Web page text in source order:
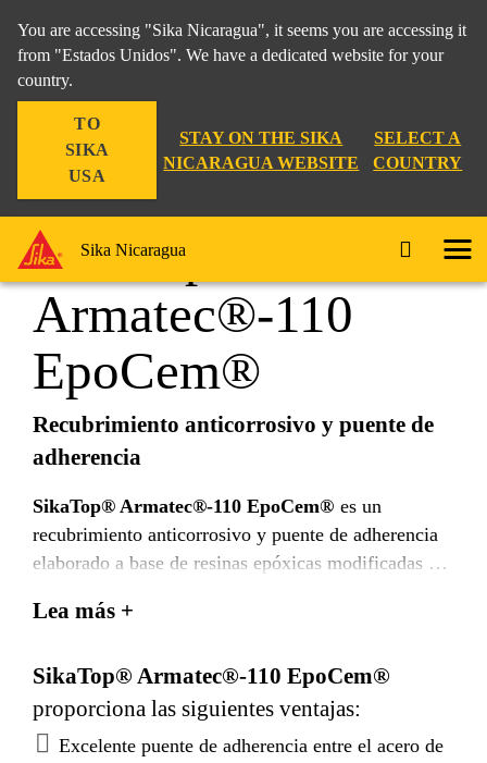
You are accessing "Sika Nicaragua", it seems you are accessing it
from "Estados Unidos". We have a dedicated website for your
country.
TO
SIKA
USA
STAY ON THE SIKA
NICARAGUA WEBSITE
SELECT A
COUNTRY
Sika Nicaragua
SikaTop®
Armatec®-110
EpoCem®
Recubrimiento anticorrosivo y puente de
adherencia
SikaTop® Armatec®-110 EpoCem® es un
recubrimiento anticorrosivo y puente de adherencia
elaborado a base de resinas epóxicas modificadas y
Lea más +
SikaTop® Armatec®-110 EpoCem®
proporciona las siguientes ventajas:
Excelente puente de adherencia entre el acero de